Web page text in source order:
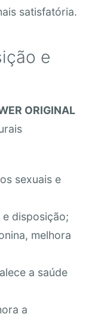
satisfatória.
e
ORIGINAL
sexuais e
disposição;
melhora
a saúde
a